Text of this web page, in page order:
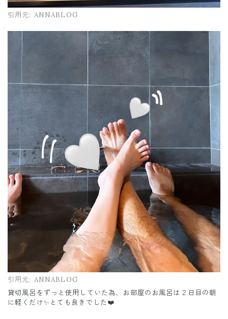
引用元: ANNABLOG
引用元: ANNABLOG
貸切風呂をずっと使用していた為、お部屋のお風呂は２日目の朝
に軽くだけ✨とても良きでした❤️